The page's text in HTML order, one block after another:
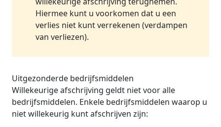
Hiermee kunt u voorkomen dat u een
verlies niet kunt verrekenen (verdampen
van verliezen).
Uitgezonderde bedrijfsmiddelen
Willekeurige afschrijving geldt niet voor alle
bedrijfsmiddelen. Enkele bedrijfsmiddelen waarop u
niet willekeurig kunt afschrijven zijn: